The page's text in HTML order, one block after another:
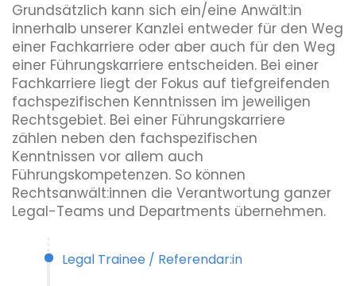
Grundsätzlich kann sich ein/eine Anwält:in
innerhalb unserer Kanzlei entweder für den Weg
einer Fachkarriere oder aber auch für den Weg
einer Führungskarriere entscheiden. Bei einer
Fachkarriere liegt der Fokus auf tiefgreifenden
fachspezifischen Kenntnissen im jeweiligen
Rechtsgebiet. Bei einer Führungskarriere
zählen neben den fachspezifischen
Kenntnissen vor allem auch
Führungskompetenzen. So können
Rechtsanwält:innen die Verantwortung ganzer
Legal-Teams und Departments übernehmen.
Legal Trainee / Referendar:in